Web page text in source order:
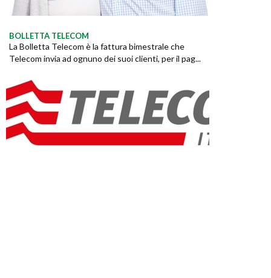
BOLLETTA TELECOM
La Bolletta Telecom è la fattura bimestrale che
Telecom invia ad ognuno dei suoi clienti, per il pag...